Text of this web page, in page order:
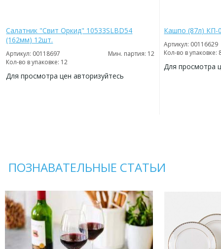
Салатник "Свит Оркид" 10533SLBD54
(162мм) 12шт.
Артикул: 00118697
Мин. партия: 12
Кол-во в упаковке: 12
Для просмотра цен авторизуйтесь
Кашпо (87л) КП-
Артикул: 00116629
Кол-во в упаковке:
Для просмотра
ПОЗНАВАТЕЛЬНЫЕ СТАТЬИ